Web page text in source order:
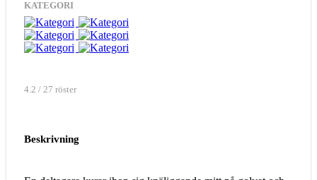
KATEGORI
4.2 / 27 röster
Beskrivning